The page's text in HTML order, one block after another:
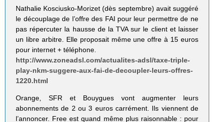
Nathalie Kosciusko-Morizet (dès septembre) avait suggéré
le découplage de l’offre des FAI pour leur permettre de ne
pas répercuter la hausse de la TVA sur le client et laisser
un libre arbitre. Elle proposait même une offre à 15 euros
pour internet + téléphone.
http://www.zoneadsl.com/actualites-adsl/taxe-triple-
play-nkm-suggere-aux-fai-de-decoupler-leurs-offres-
1220.html
Orange, SFR et Bouygues vont augmenter leurs
abonnements de 2 ou 3 euros carrément. Ils viennent de
l’annoncer. Free est quand même plus raisonnable : pour